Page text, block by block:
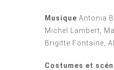
Musique Antonia
Michel Lambert,
Brigitte Fontaine,
Costumes et